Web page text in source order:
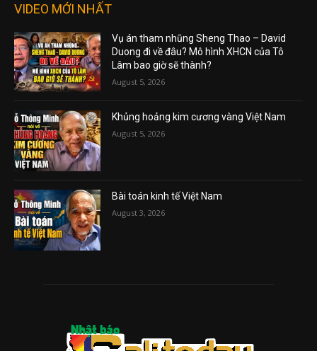
VIDEO MỚI NHẤT
Vụ án tham nhũng Sheng Thao – David
Duong đi về đâu? Mô hình XHCN của Tô
Lâm bao giờ sẽ thành?
August 5, 2026
Khủng hoảng kim cương vàng Việt Nam
August 5, 2026
Bài toán kinh tế Việt Nam
August 3, 2026